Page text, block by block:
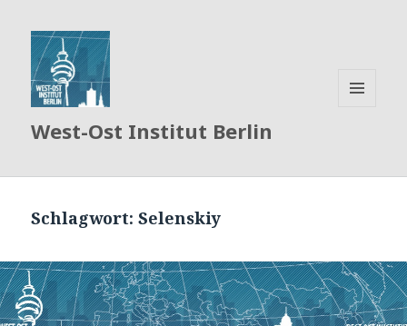
West-Ost Institut Berlin
Schlagwort:Selenskiy